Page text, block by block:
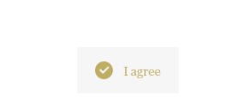
I agree